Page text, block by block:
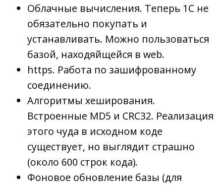
Облачные вычисления. Теперь 1С не
обязательно покупать и
устанавливать. Можно пользоваться
базой, находяйщейся в web.
https. Работа по зашифрованному
соединению.
Алгоритмы хеширования.
Встроенные MD5 и CRC32. Реализация
этого чуда в исходном коде
существует, но выглядит страшно
(около 600 строк кода).
Фоновое обновление базы (для